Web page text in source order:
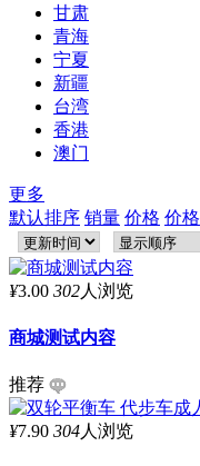
甘肃
青海
宁夏
新疆
台湾
香港
澳门
更多
默认排序 销量 价格 价格
¥3.00 302人浏览
商城测试内容
推荐
¥7.90 304人浏览